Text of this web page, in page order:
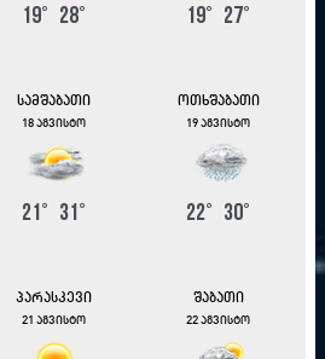
19° 28° 19° 27°
სამშაბათი
18 აგვისტო
21° 31°
ოთხშაბათი
19 აგვისტო
22° 30°
პარასკევი
21 აგვისტო
შაბათი
22 აგვისტო